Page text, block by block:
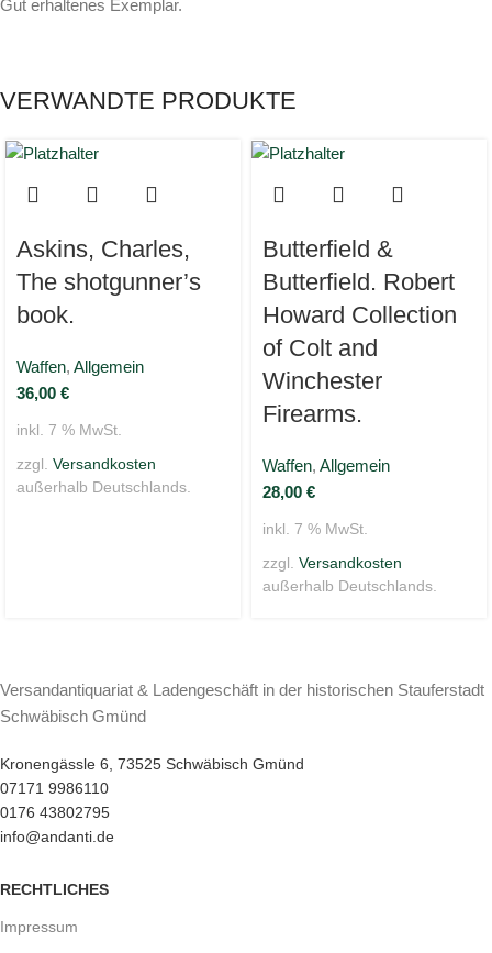
Gut erhaltenes Exemplar.
VERWANDTE PRODUKTE
Askins, Charles,
The shotgunner’s
book.
Waffen, Allgemein
36,00 €
inkl. 7 % MwSt.
zzgl. Versandkosten
außerhalb Deutschlands.
Butterfield &
Butterfield. Robert
Howard Collection
of Colt and
Winchester
Firearms.
Waffen, Allgemein
28,00 €
inkl. 7 % MwSt.
zzgl. Versandkosten
außerhalb Deutschlands.
Versandantiquariat & Ladengeschäft in der historischen Stauferstadt
Schwäbisch Gmünd
Kronengässle 6, 73525 Schwäbisch Gmünd
07171 9986110
0176 43802795
info@andanti.de
RECHTLICHES
Impressum